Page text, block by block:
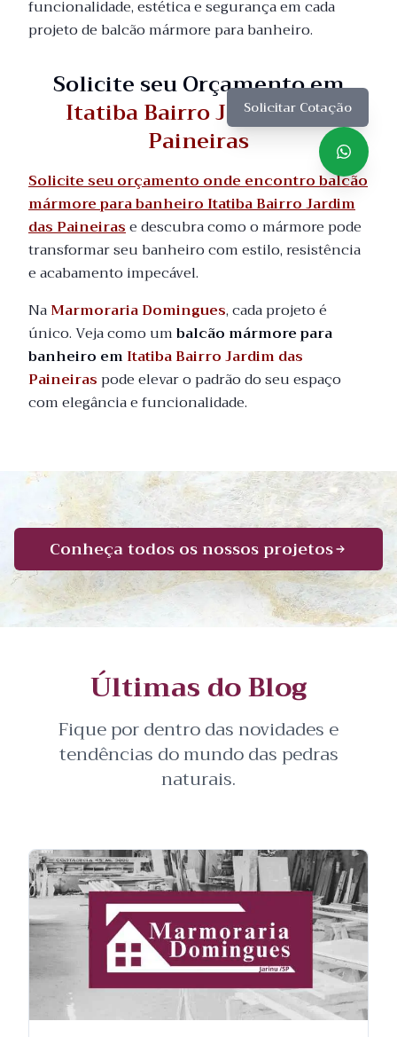
funcionalidade, estética e segurança em cada
projeto de balcão mármore para banheiro.
Solicite seu Orçamento em
Itatiba Bairro Jardim das
Paineiras
Solicite seu orçamento onde encontro balcão
mármore para banheiro Itatiba Bairro Jardim
das Paineirase descubra como o mármore pode
transformar seu banheiro com estilo, resistência
e acabamento impecável.
NaMarmoraria Domingues, cada projeto é
único. Veja como umbalcão mármore para
banheiro emItatiba Bairro Jardim das
Paineiras pode elevar o padrão do seu espaço
com elegância e funcionalidade.
Solicitar Cotação
Conheça todos os nossos projetos
Últimas do Blog
Fique por dentro das novidades e
tendências do mundo das pedras
naturais.